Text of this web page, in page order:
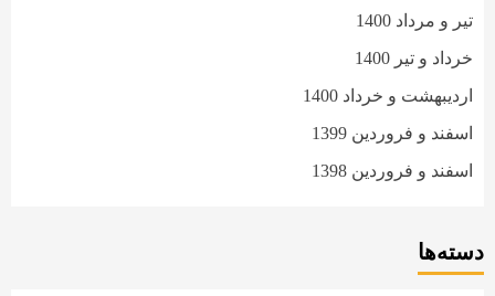
تیر و مرداد 1400
خرداد و تیر 1400
اردیبهشت و خرداد 1400
اسفند و فروردین 1399
اسفند و فروردین 1398
دسته‌ها